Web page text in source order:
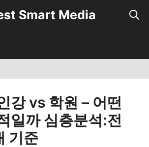
Smart Media
강 vs 학원 – 어떤
일까 심층분석:전
기준